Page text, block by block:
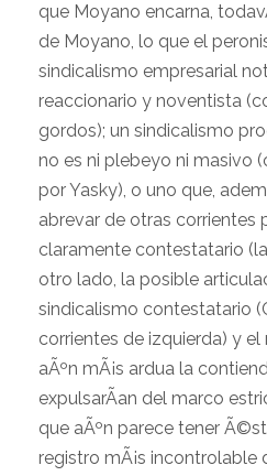
que Moyano encarna,
de Moyano, lo que el
sindicalismo empresarial
reaccionario y noventista
gordos); un sindicalismo
no es ni plebeyo ni masivo
por Yasky), o uno que,
abrevar de otras corrientes
claramente contestatario
otro lado, la posible
sindicalismo contestatario
corrientes de izquierda) y
aÃºn mÃ¡s ardua la
expulsarÃ­an del marco
que aÃºn parece tener
registro mÃ¡s incontrolable